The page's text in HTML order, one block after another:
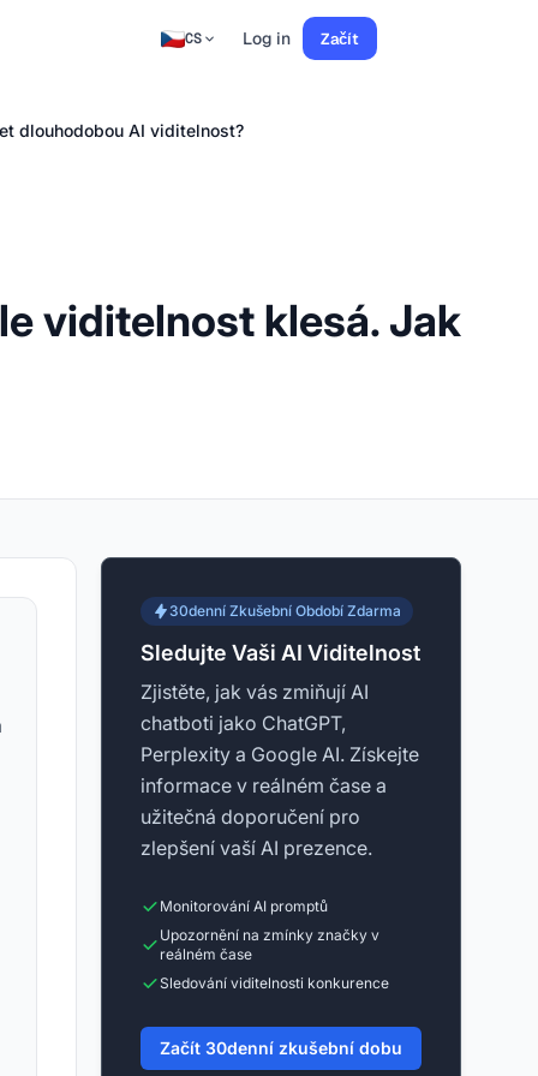
CS Log in Začít
dlouhodobou AI viditelnost?
viditelnost klesá. Jak
30denní Zkušební Období Zdarma
Sledujte Vaši AI Viditelnost
Zjistěte, jak vás zmiňují AI
chatboti jako ChatGPT,
Perplexity a Google AI. Získejte
informace v reálném čase a
užitečná doporučení pro
zlepšení vaší AI prezence.
Monitorování AI promptů
Upozornění na zmínky značky v
reálném čase
Sledování viditelnosti konkurence
Začít 30denní zkušební dobu